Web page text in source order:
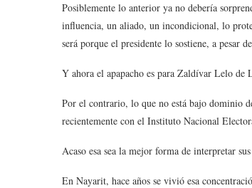
Posiblemente lo anterior ya no debería
influencia, un aliado, un incondicional, lo
será porque el presidente lo sostiene, a pesar
Y ahora el apapacho es para Zaldívar Lelo de
Por el contrario, lo que no está bajo dominio
recientemente con el Instituto Nacional
Acaso esa sea la mejor forma de interpretar
En Nayarit, hace años se vivió esa